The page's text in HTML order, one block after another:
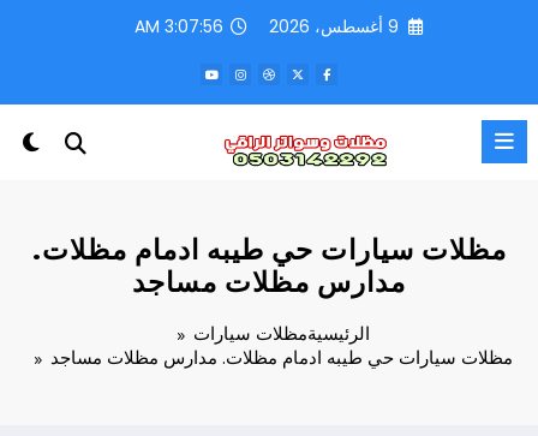
9 أغسطس، 2026 3:07:58 AM
مظلات سيارات حي طيبه ادمام مظلات.
مدارس مظلات مساجد
الرئيسيةمظلات سيارات
مظلات سيارات حي طيبه ادمام مظلات. مدارس مظلات مساجد